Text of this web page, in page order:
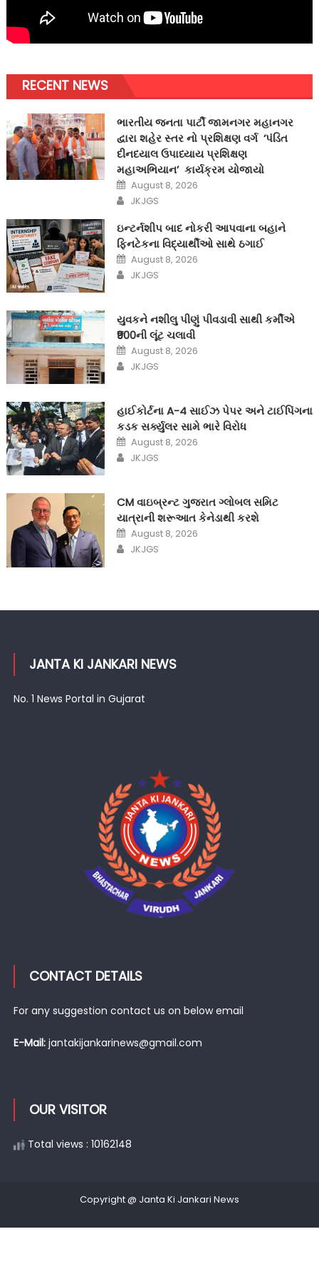
RECENT NEWS
ભારતીય જનતા પાર્ટી જામનગર મહાનગર
દ્વારા શહેર સ્તર નો પ્રશિક્ષણ વર્ગ ‘પંડિત
દીનદયાલ ઉપાધ્યાય પ્રશિક્ષણ
મહાઅભિયાન’ કાર્યક્રમ યોજાયો
Posted
on
August 8, 2026
Author
JKJGS
ઇન્ટર્નશીપ બાદ નોકરી આપવાના બહાને
ફિનટેકના વિદ્યાર્થીઓ સાથે ઠગાઈ
Posted
on
August 8, 2026
Author
JKJGS
યુવકને નશીલુ પીણું પીવડાવી સાથી કર્મીએ
₹900ની લૂંટ ચલાવી
Posted
on
August 8, 2026
Author
JKJGS
હાઈકોર્ટના A-4 સાઈઝ પેપર અને ટાઈપિંગના
કડક સર્ક્યુલર સામે ભારે વિરોધ
Posted
on
August 8, 2026
Author
JKJGS
CM વાઇબ્રન્ટ ગુજરાત ગ્લોબલ સમિટ
યાત્રાની શરૂઆત કેનેડાથી કરશે
Posted
on
August 8, 2026
Author
JKJGS
JANTA KI JANKARI NEWS
No. 1 News Portal in Gujarat
CONTACT DETAILS
For any suggestion contact us on below email
E-Mail: jantakijankarinews@gmail.com
OUR VISITOR
Total views : 10162148
Copyright @ Janta Ki Jankari News